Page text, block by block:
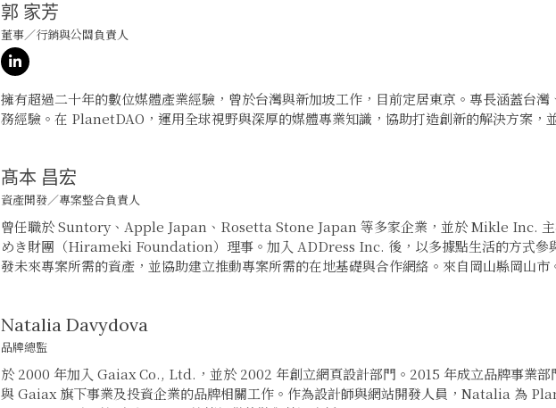
郭 家芳
董事／行銷與公關負責人
LinkedIn
擁有超過二十年的數位媒體產業經驗，曾於台灣與新加坡工作，目前定居東京。專長涵蓋台
務經驗。在 PlanetDAO，運用全球視野與深厚的媒體專業知識，協助打造創新的解決方案，
髙本 昌宏
資產開發／專案整合負責人
曾任職於 Suntory、Apple Japan、Rosetta Stone Japan 等多家企業，並於 Mikle Inc. 主
めき財團（Hirameki Foundation）理事。加入 ADDress Inc. 後，以多據點生活的方式參
發未來專案所需的資產，並協助建立推動專案所需的在地基礎與合作網絡。來自岡山縣岡山市
Natalia Davydova
品牌總監
於 2000 年加入 Gaiax Co., Ltd.，並於 2002 年創立網頁設計部門。2015 年成立品牌事業
與 Gaiax 旗下事業及投資企業的品牌相關工作。作為設計師與網站開發人員，Natalia 為